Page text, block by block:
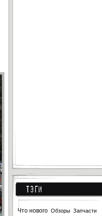
Тэги
Что нового Обзоры Запчасти